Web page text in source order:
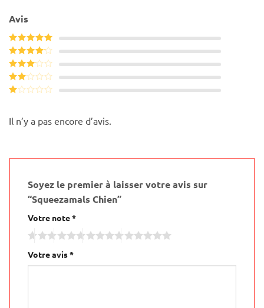
Avis
Note5sur
5
Note4
sur 5
Note3
sur 5
Note
sur
5
Il n’y a pas encore d’avis.
Soyez le premier à laisser votre avis sur
“Squeezamals Chien”
Votre note*
Votre avis*